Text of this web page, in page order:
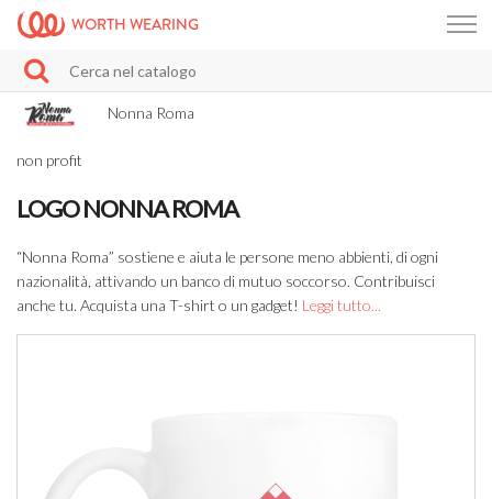
WORTH WEARING
Nonna Roma
non profit
LOGO NONNA ROMA
“Nonna Roma” sostiene e aiuta le persone meno abbienti, di ogni
nazionalità, attivando un banco di mutuo soccorso. Contribuisci
anche tu. Acquista una T-shirt o un gadget! Leggi tutto...